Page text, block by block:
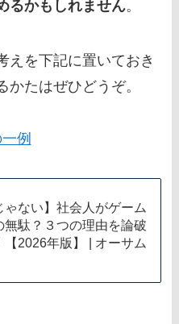
るかもしれません。
えを下記に置いておき
かたはぜひどうぞ。
例
ゃない】社会人がゲーム
無駄？３つの理由を論破
【2026年版】 | オーサム